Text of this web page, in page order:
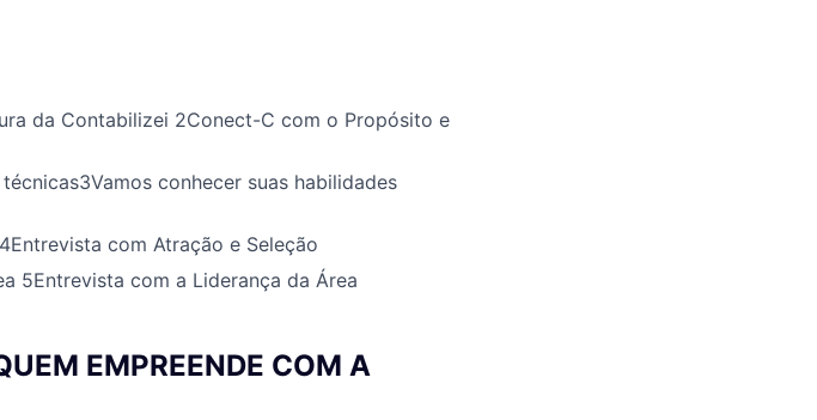
da Contabilizei 2Conect-C com o Propósito e
3Vamos conhecer suas habilidades
4Entrevista com Atração e Seleção
5Entrevista com a Liderança da Área
EMPREENDE COM A